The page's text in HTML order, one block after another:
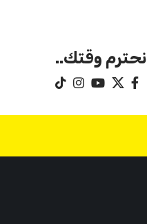
نحترم وقتك..